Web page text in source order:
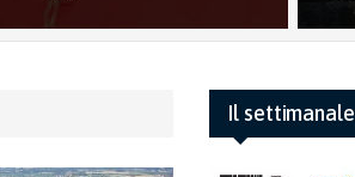
Il settimanale